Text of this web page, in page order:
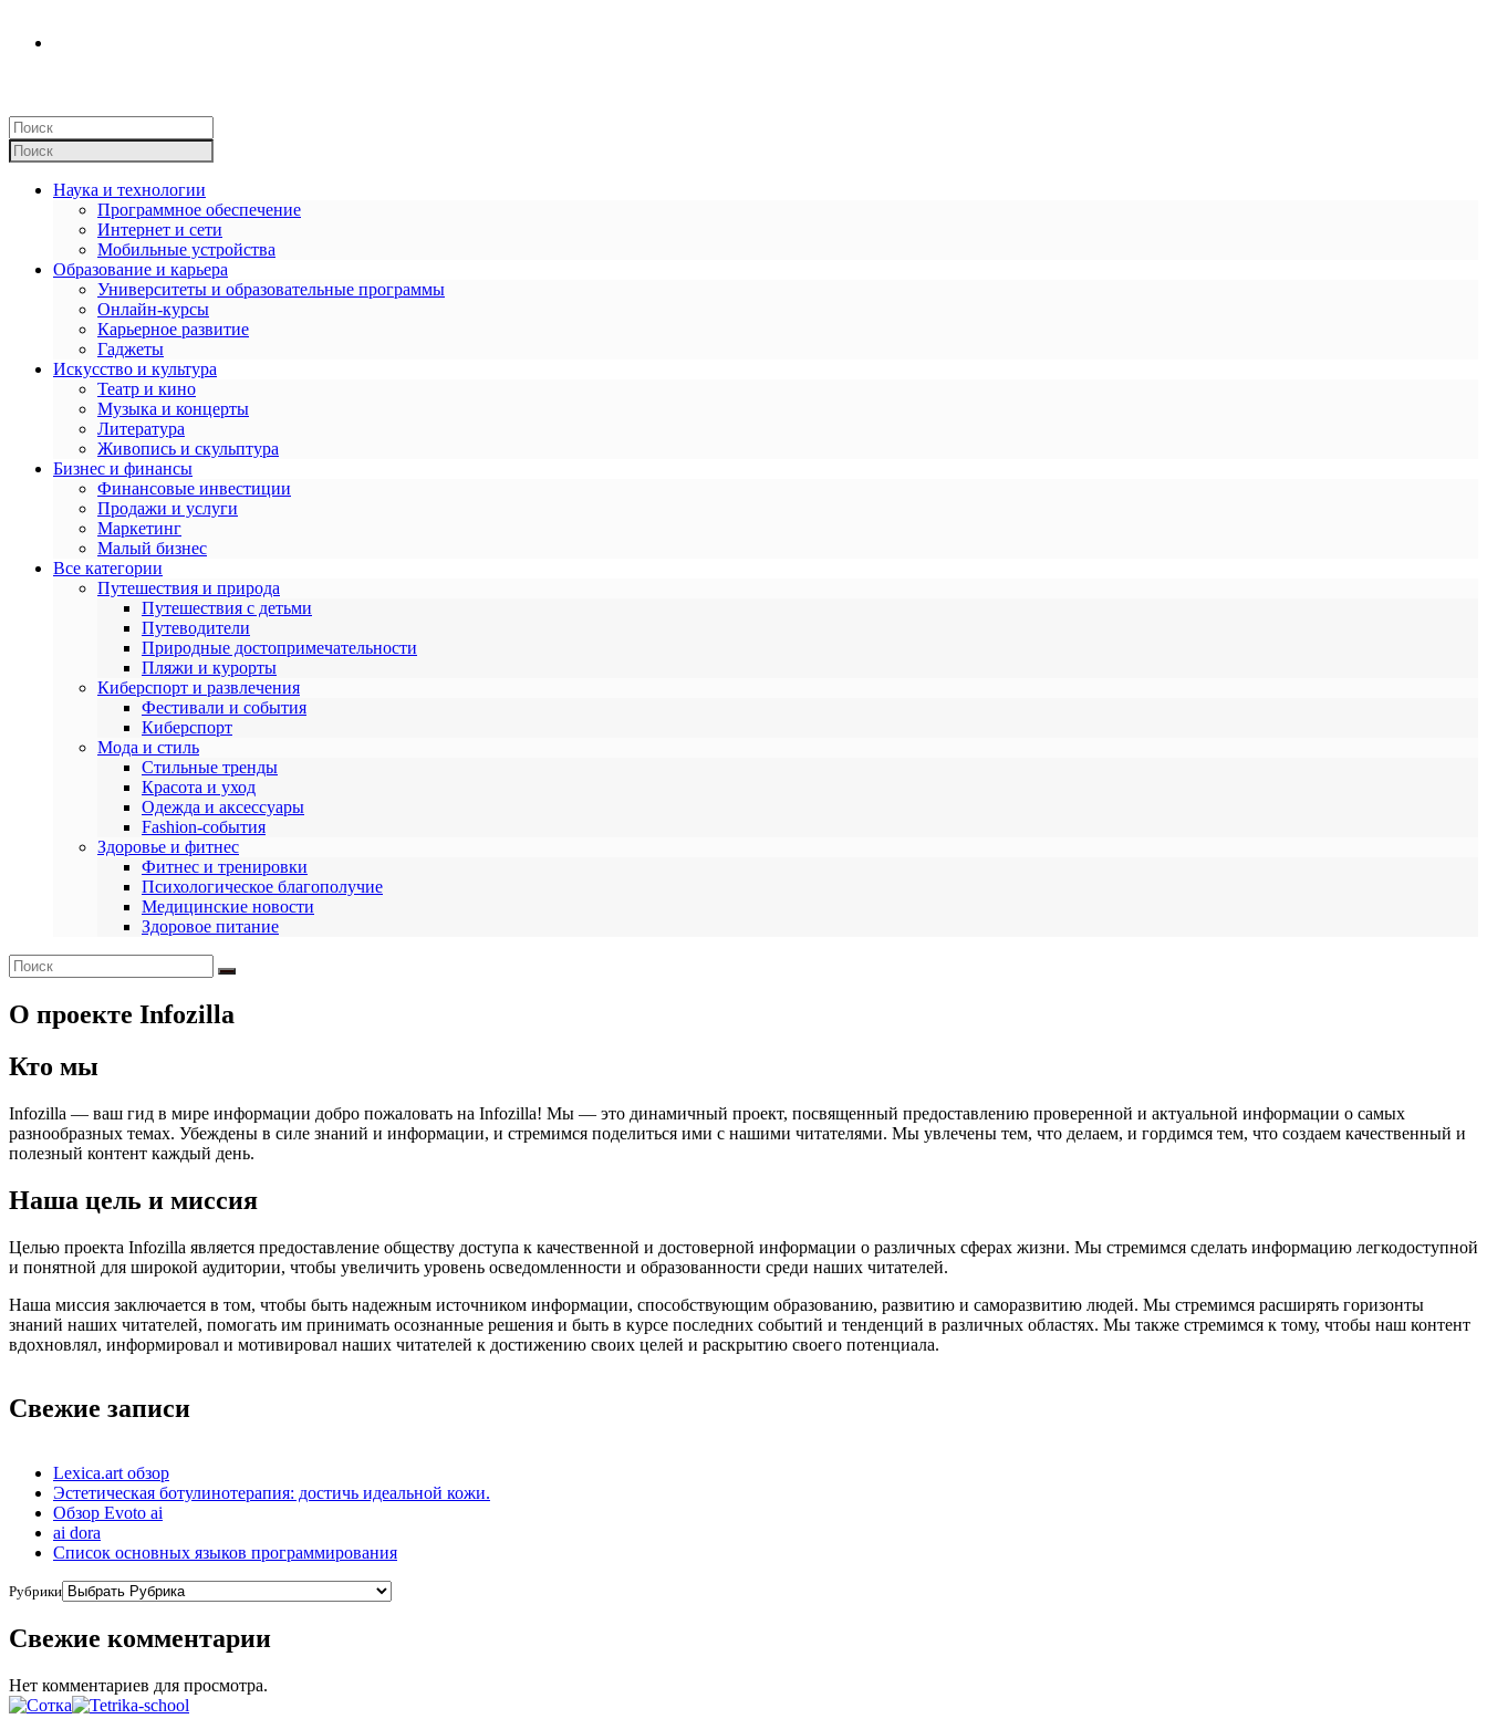
Наука и технологии
Программное обеспечение
Интернет и сети
Мобильные устройства
Образование и карьера
Университеты и образовательные программы
Онлайн-курсы
Карьерное развитие
Гаджеты
Искусство и культура
Театр и кино
Музыка и концерты
Литература
Живопись и скульптура
Бизнес и финансы
Финансовые инвестиции
Продажи и услуги
Маркетинг
Малый бизнес
Все категории
Путешествия и природа
Путешествия с детьми
Путеводители
Природные достопримечательности
Пляжи и курорты
Киберспорт и развлечения
Фестивали и события
Киберспорт
Мода и стиль
Стильные тренды
Красота и уход
Одежда и аксессуары
Fashion-события
Здоровье и фитнес
Фитнес и тренировки
Психологическое благополучие
Медицинские новости
Здоровое питание
О проекте Infozilla
Кто мы
Infozilla — ваш гид в мире информации добро пожаловать на Infozilla! Мы — это динамичный проект, посвященный предоставлению проверенной и актуальной информации о самых
разнообразных темах. Убеждены в силе знаний и информации, и стремимся поделиться ими с нашими читателями. Мы увлечены тем, что делаем, и гордимся тем, что создаем качественный и
полезный контент каждый день.
Наша цель и миссия
Целью проекта Infozilla является предоставление обществу доступа к качественной и достоверной информации о различных сферах жизни. Мы стремимся сделать информацию легкодоступной
и понятной для широкой аудитории, чтобы увеличить уровень осведомленности и образованности среди наших читателей.
Наша миссия заключается в том, чтобы быть надежным источником информации, способствующим образованию, развитию и саморазвитию людей. Мы стремимся расширять горизонты
знаний наших читателей, помогать им принимать осознанные решения и быть в курсе последних событий и тенденций в различных областях. Мы также стремимся к тому, чтобы наш контент
вдохновлял, информировал и мотивировал наших читателей к достижению своих целей и раскрытию своего потенциала.
Свежие записи
Lexica.art обзор
Эстетическая ботулинотерапия: достичь идеальной кожи.
Обзор Evoto ai
ai dora
Список основных языков программирования
Рубрики
Свежие комментарии
Нет комментариев для просмотра.